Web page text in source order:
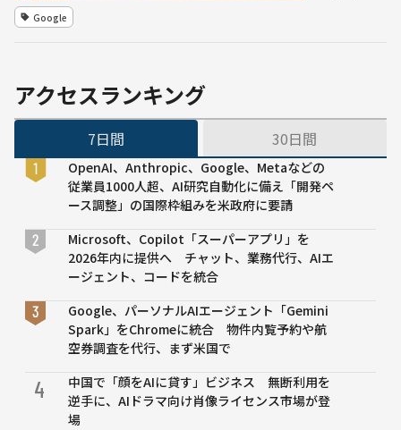
Google
アクセスランキング
7日間 30日間
OpenAI、Anthropic、Google、Metaなどの
従業員1000人超、AI研究自動化に備え「開発ペ
ース調整」の国際枠組みを米政府に要請
Microsoft、Copilot「スーパーアプリ」を
2026年内に提供へ チャット、業務代行、AIエ
ージェント、コードを統合
Google、パーソナルAIエージェント「Gemini
Spark」をChromeに統合 物件内覧予約や航
空券調査を代行、まず米国で
4
中国で「顔をAIに貸す」ビジネス 無断利用を
逆手に、AIドラマ向け肖像ライセンス市場が登
場